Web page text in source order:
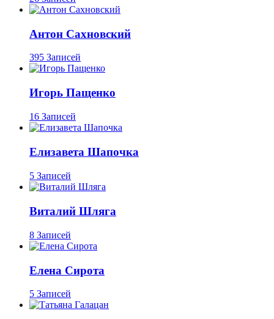
Антон Сахновский
395 Записей
Игорь Пащенко
16 Записей
Елизавета Шапочка
5 Записей
Виталий Шляга
8 Записей
Елена Сирота
5 Записей